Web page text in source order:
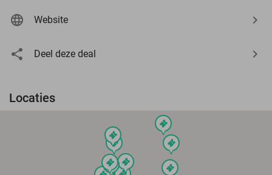
Website
Deel deze deal
Locaties
events
events
events
events
events
events
events
events